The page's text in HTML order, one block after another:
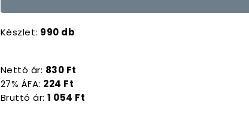
Készlet: 990 db
Nettó ár: 830 Ft
27% ÁFA: 224 Ft
Bruttó ár:1 054 Ft